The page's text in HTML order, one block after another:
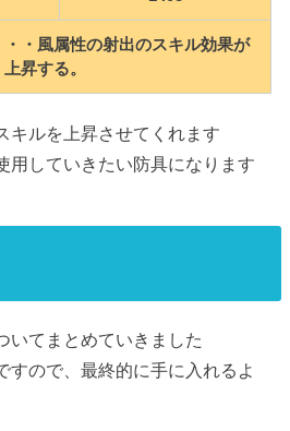
・風属性の射出のスキル効果が
上昇する。
キルを上昇させてくれます
用していきたい防具になります
いてまとめていきました
すので、最終的に手に入れるよ